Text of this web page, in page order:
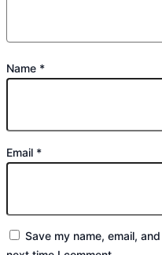
Name *
Email *
Save my name, email,